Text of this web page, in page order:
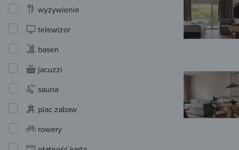
wyżywienie
telewizor
basen
jacuzzi
sauna
plac zabaw
rowery